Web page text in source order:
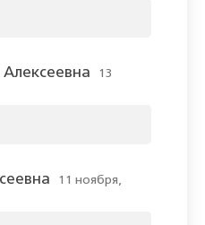
13
11 ноября,